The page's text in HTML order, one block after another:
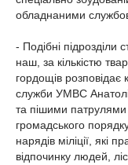
обладнаними
- Подібні підрозділи
наш, за кількістю
гордощів
служби УМВС
та пішими
громадського
нарядів міліції, які
відпочинку людей,